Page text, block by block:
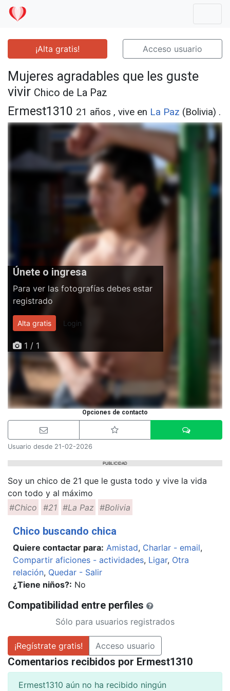
¡Alta gratis! Acceso usuario
Mujeres agradables que les guste
vivir Chico de La Paz
Ermest1310 21 años , vive en La Paz (Bolivia) .
Únete o ingresa
Para ver las fotografías debes estar
registrado
Alta gratis Login
1 / 1
Opciones de contacto
Usuario desde 21-02-2026
PUBLICIDAD
Soy un chico de 21 que le gusta todo y vive la vida
con todo y al máximo
#Chico
#21 #La Paz #Bolivia
Chico buscando chica
Quiere contactar para: Amistad, Charlar - email,
Compartir aficiones - actividades, Ligar, Otra
relación, Quedar - Salir
¿Tiene niños?: No
Compatibilidad entre perfiles
Sólo para usuarios registrados
¡Regístrate gratis! Acceso usuario
Comentarios recibidos por Ermest1310
Ermest1310 aún no ha recibido ningún